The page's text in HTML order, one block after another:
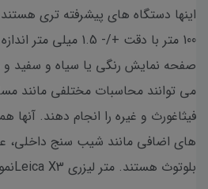
اینها دستگاه های پیشرفته تری هستند
100 متر با دقت +/- 1.5
صفحه نمایش رنگی یا سیاه و سفید
می توانند محاسبات مختلفی مانند
فیثاغورث و غیره را انجام دهند. آنها
های اضافی مانند شیب سنج داخلی،
بلوتوث هستند. متر لیزری Leica X3نمونه ای از این نوع است.